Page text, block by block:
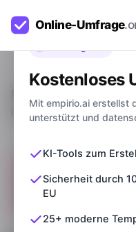
Kostenloses
Mit empirio.ai erstellst
unterstützt und
KI-Tools zum
Sicherheit durch
EU
25+ moderne
Umfrage abfragen